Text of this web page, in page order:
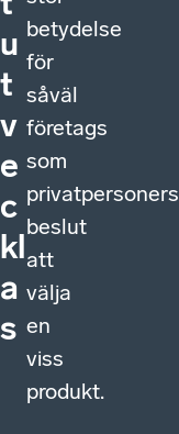
u
t
v
e
c
kl
a
s
betydelse
för
såväl
företags
som
privatpersoners
beslut
att
välja
en
viss
produkt.